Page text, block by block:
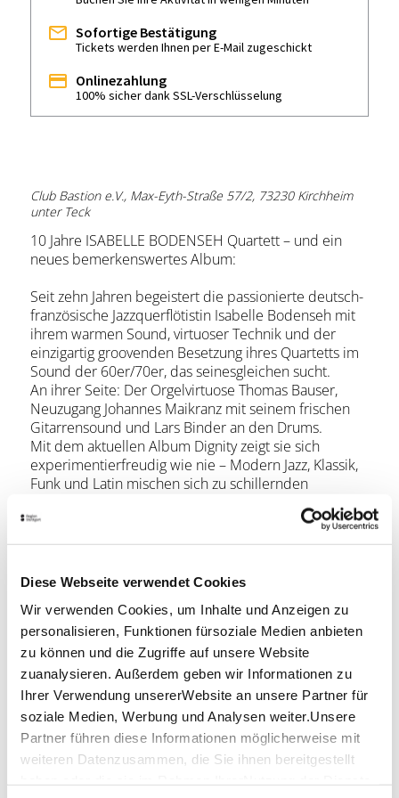
Diese Webseite verwendet Cookies
Wir verwenden Cookies, um Inhalte und Anzeigen zu
personalisieren, Funktionen fürsoziale Medien anbieten
zu können und die Zugriffe auf unsere Website
zuanalysieren. Außerdem geben wir Informationen zu
Ihrer Verwendung unsererWebsite an unsere Partner für
soziale Medien, Werbung und Analysen weiter.Unsere
Partner führen diese Informationen möglicherweise mit
weiteren Datenzusammen, die Sie ihnen bereitgestellt
Club Bastion e.V., Max-Eyth-Straße 57/2, 73230 Kirchheim
unter Teck
10 Jahre ISABELLE BODENSEH Quartett – und ein
neues bemerkenswertes Album:
Seit zehn Jahren begeistert die passionierte deutsch-
französische Jazzquerflötistin Isabelle Bodenseh mit
ihrem warmen Sound, virtuoser Technik und der
einzigartig groovenden Besetzung ihres Quartetts im
Sound der 60er/70er, das seinesgleichen sucht.
An ihrer Seite: Der Orgelvirtuose Thomas Bauser,
Neuzugang Johannes Maikranz mit seinem frischen
Gitarrensound und Lars Binder an den Drums.
Mit dem aktuellen Album Dignity zeigt sie sich
experimentierfreudig wie nie – Modern Jazz, Klassik,
Funk und Latin mischen sich zu schillernden
Kompositionen, in denen der vibrierend lyrische
Sound der Bassflöte, überraschende Wendungen
voller Spielfreude und dynamische
Sofortige Bestätigung
Tickets werden Ihnen per E-Mail zugeschickt
Onlinezahlung
100% sicher dank SSL-Verschlüsselung
Lage & Kontakt
Club Bastion e.V.
Max-Eyth-Straße 57/2
73230 Kirchheim unter Teck
Telefon:+49 (0)711 255 55 55
Mail:info@easyticket.de